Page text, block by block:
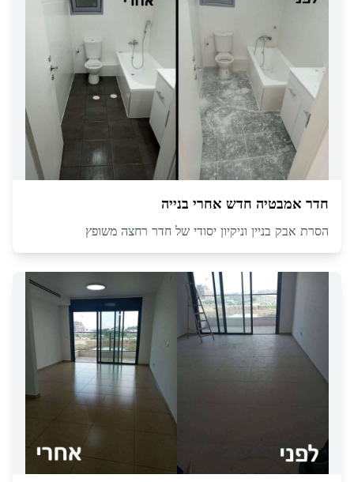
חדר אמבטיה חדש אחרי בנייה
הסרת אבק בניין וניקיון יסודי של חדר רחצה משופץ